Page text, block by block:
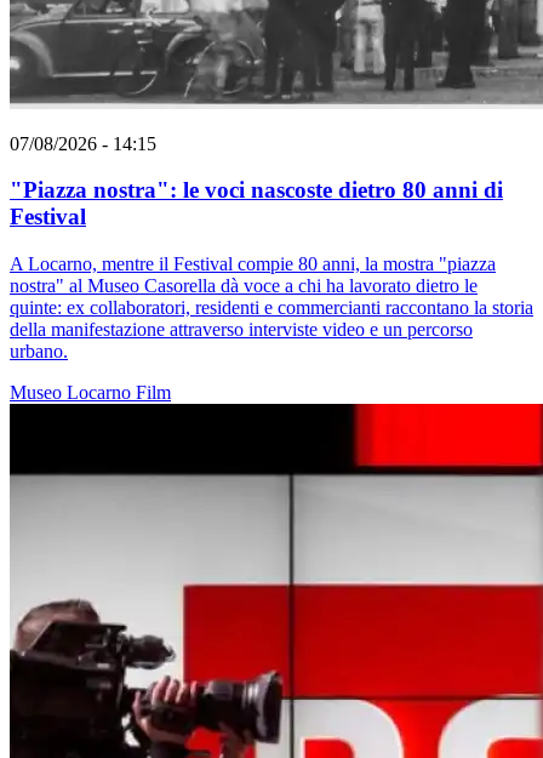
07/08/2026 - 14:15
"Piazza nostra": le voci nascoste dietro 80 anni di
Festival
A Locarno, mentre il Festival compie 80 anni, la mostra "piazza
nostra" al Museo Casorella dà voce a chi ha lavorato dietro le
quinte: ex collaboratori, residenti e commercianti raccontano la storia
della manifestazione attraverso interviste video e un percorso
urbano.
Museo Locarno Film